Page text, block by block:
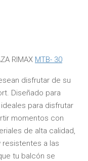
RIMAX MTB- 30
disfrutar de su
Diseñado para
para disfrutar
momentos con
de alta calidad,
a las
tu balcón se